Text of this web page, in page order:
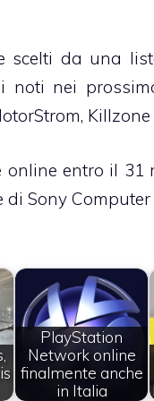
scelti da una
noti nei
Killzone
online entro il 31
Sony
PlayStation
Network online
finalmente anche
in Italia